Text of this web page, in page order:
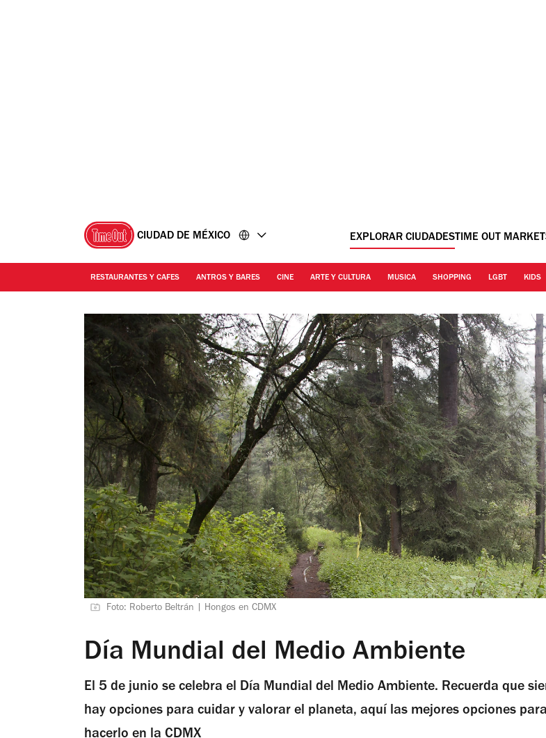
CIUDAD DE MÉXICO EXPLORAR CIUDADESTIME OUT
RESTAURANTES Y CAFES ANTROS Y BARES CINE ARTE Y CULTURA MUSICA SHOPPING LGBT KIDS
Foto: Roberto Beltrán | Hongos en CDMX
Día Mundial del Medio Ambiente
El 5 de junio se celebra el Día Mundial del Medio Ambiente. Recuerda que
hay opciones para cuidar y valorar el planeta, aquí las mejores opciones para
hacerlo en la CDMX